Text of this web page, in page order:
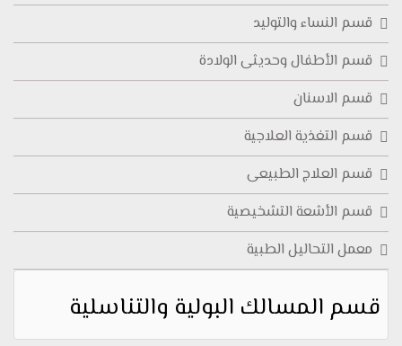
قسم النساء والتوليد
قسم الأطفال وحديثى الولادة
قسم الاسنان
قسم التغذية العلاجية
قسم العلاج الطبيعى
قسم الأشعة التشخيصية
معمل التحاليل الطبية
قسم المسالك البولية والتناسلية